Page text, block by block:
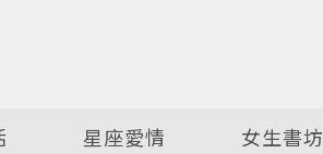
星座愛情 女生書坊